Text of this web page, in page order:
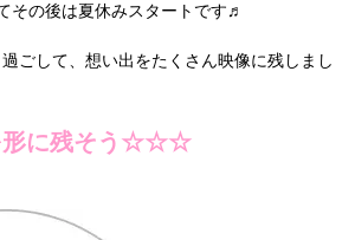
その後は夏休みスタートです♬
ごして、想い出をたくさん映像に残しまし
に残そう☆☆☆